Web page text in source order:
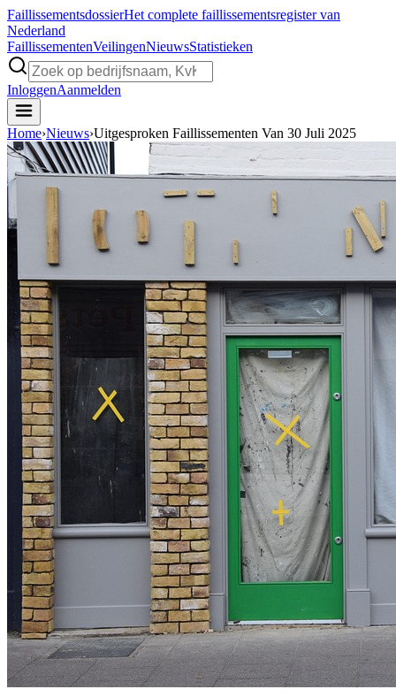
FaillissementsdossierHet complete faillissementsregister van
Nederland
FaillissementenVeilingenNieuwsStatistieken
InloggenAanmelden
Home›Nieuws›Uitgesproken Faillissementen Van 30 Juli 2025